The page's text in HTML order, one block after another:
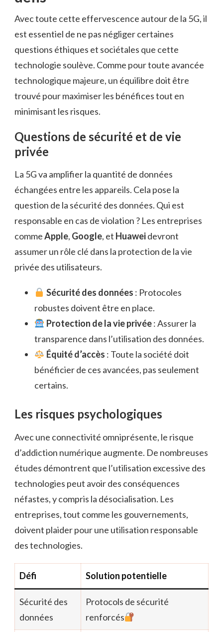
Avec toute cette effervescence autour de la 5G, il
est essentiel de ne pas négliger certaines
questions éthiques et sociétales que cette
technologie soulève. Comme pour toute avancée
technologique majeure, un équilibre doit être
trouvé pour maximiser les bénéfices tout en
minimisant les risques.
Questions de sécurité et de vie
privée
La 5G va amplifier la quantité de données
échangées entre les appareils. Cela pose la
question de la sécurité des données. Qui est
responsable en cas de violation ? Les entreprises
commeApple, Google, et Huaweidevront
assumer un rôle clé dans la protection de la vie
privée des utilisateurs.
Sécurité des données : Protocoles
robustes doivent être en place.
Protection de la vie privée: Assurer la
transparence dans l’utilisation des données.
Équité d’accès : Toute la société doit
bénéficier de ces avancées, pas seulement
certains.
Les risques psychologiques
Avec une connectivité omniprésente, le risque
d’addiction numérique augmente. De nombreuses
études démontrent que l’utilisation excessive des
technologies peut avoir des conséquences
néfastes, y compris la désocialisation. Les
entreprises, tout comme les gouvernements,
doivent plaider pour une utilisation responsable
des technologies.
Défi Solution potentielle
Sécurité des
données
Protocols de sécurité
renforcés